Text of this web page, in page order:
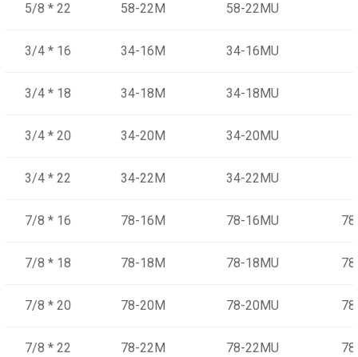
5/8 * 22 58-22M 58-22MU
3/4 * 16 34-16M 34-16MU
3/4 * 18 34-18M 34-18MU
3/4 * 20 34-20M 34-20MU
3/4 * 22 34-22M 34-22MU
7/8 * 16 78-16M 78-16MU
7/8 * 18 78-18M 78-18MU
7/8 * 20 78-20M 78-20MU
7/8 * 22 78-22M 78-22MU